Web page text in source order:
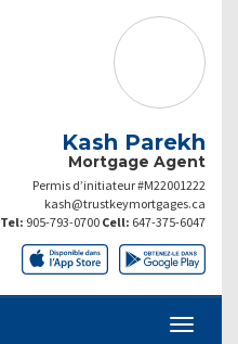
Kash Parekh
Mortgage Agent
Permis d’initiateur #M22001222
kash@trustkeymortgages.ca
Tel: 905-793-0700 Cell: 647-375-6047